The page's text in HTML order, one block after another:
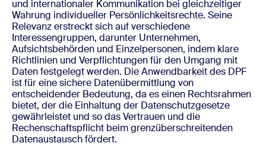
und internationaler Kommunikation bei gleichzeitiger
Wahrung individueller Persönlichkeitsrechte. Seine
Relevanz erstreckt sich auf verschiedene
Interessengruppen, darunter Unternehmen,
Aufsichtsbehörden und Einzelpersonen, indem klare
Richtlinien und Verpflichtungen für den Umgang mit
Daten festgelegt werden. Die Anwendbarkeit des DPF
ist für eine sichere Datenübermittlung von
entscheidender Bedeutung, da es einen Rechtsrahmen
bietet, der die Einhaltung der Datenschutzgesetze
gewährleistet und so das Vertrauen und die
Rechenschaftspflicht beim grenzüberschreitenden
Datenaustausch fördert.